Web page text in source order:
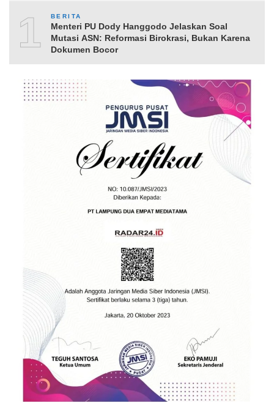
10BERITA
Menteri PU Dody Hanggodo Jelaskan Soal
Mutasi ASN: Reformasi Birokrasi, Bukan Karena
Dokumen Bocor